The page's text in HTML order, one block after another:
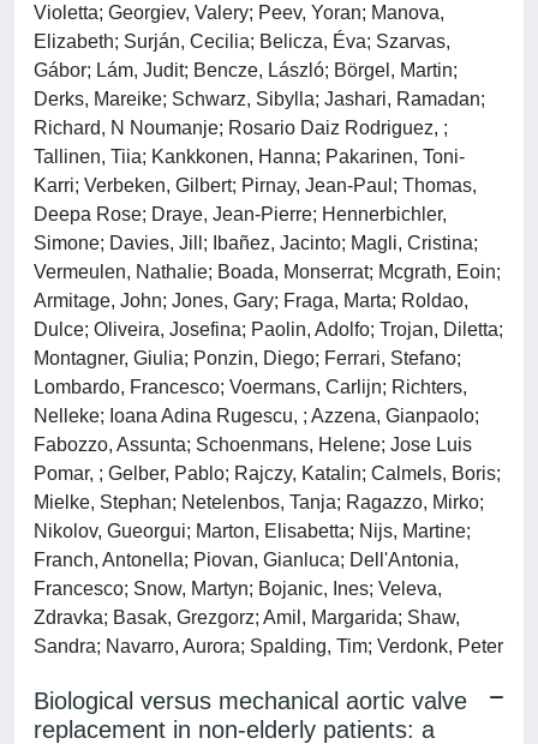
Violetta; Georgiev, Valery; Peev, Yoran; Manova,
Elizabeth; Surján, Cecilia; Belicza, Éva; Szarvas,
Gábor; Lám, Judit; Bencze, László; Börgel, Martin;
Derks, Mareike; Schwarz, Sibylla; Jashari, Ramadan;
Richard, N Noumanje; Rosario Daiz Rodriguez, ;
Tallinen, Tiia; Kankkonen, Hanna; Pakarinen, Toni-
Karri; Verbeken, Gilbert; Pirnay, Jean-Paul; Thomas,
Deepa Rose; Draye, Jean-Pierre; Hennerbichler,
Simone; Davies, Jill; Ibañez, Jacinto; Magli, Cristina;
Vermeulen, Nathalie; Boada, Monserrat; Mcgrath, Eoin;
Armitage, John; Jones, Gary; Fraga, Marta; Roldao,
Dulce; Oliveira, Josefina; Paolin, Adolfo; Trojan, Diletta;
Montagner, Giulia; Ponzin, Diego; Ferrari, Stefano;
Lombardo, Francesco; Voermans, Carlijn; Richters,
Nelleke; Ioana Adina Rugescu, ; Azzena, Gianpaolo;
Fabozzo, Assunta; Schoenmans, Helene; Jose Luis
Pomar, ; Gelber, Pablo; Rajczy, Katalin; Calmels, Boris;
Mielke, Stephan; Netelenbos, Tanja; Ragazzo, Mirko;
Nikolov, Gueorgui; Marton, Elisabetta; Nijs, Martine;
Franch, Antonella; Piovan, Gianluca; Dell'Antonia,
Francesco; Snow, Martyn; Bojanic, Ines; Veleva,
Zdravka; Basak, Grezgorz; Amil, Margarida; Shaw,
Sandra; Navarro, Aurora; Spalding, Tim; Verdonk, Peter
Biological versus mechanical aortic valve
replacement in non-elderly patients: a